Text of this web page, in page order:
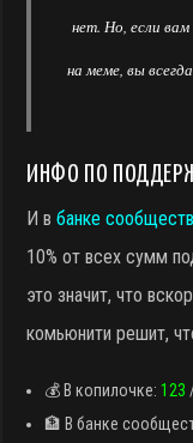
нет. Но, если
на меме, вы
ИНФО ПО
И вбанке
10% от всех сумм
это значит, что
комьюнити решит,
💰 В копилочке:123
🏦 В банке